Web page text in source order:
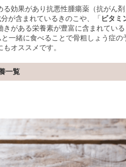
る効果があり抗悪性腫瘍薬（抗がん
分が含まれているきのこや、「 ビタミ
がある栄養素が豊富に含まれている
一緒に食べることで骨粗しょう症
オススメです。
一覧